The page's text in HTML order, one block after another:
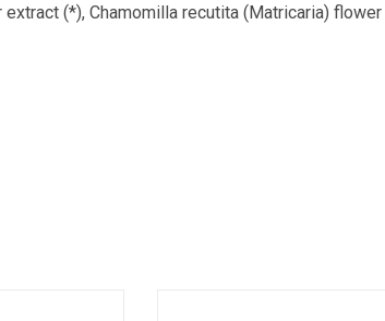
(*), Chamomilla recutita (Matricaria)